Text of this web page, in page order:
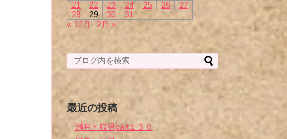
21
22 23 24 25 26
27
28
29 30
31
« 12月
2月 »
最近の投稿
満月と狼男part１３０